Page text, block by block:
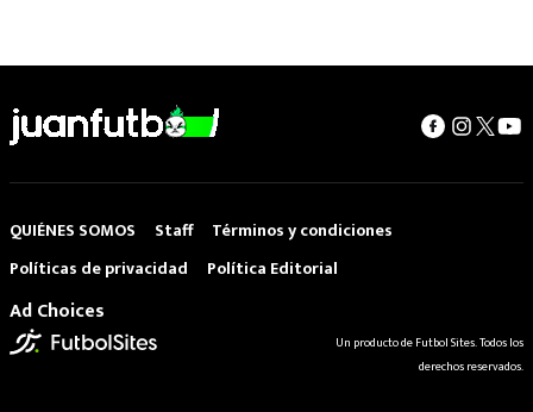
QUIÉNES SOMOS Staff
Términos y condiciones
Políticas de privacidad
Política Editorial
Ad Choices
Un producto de Futbol Sites. Todos los
derechos reservados.